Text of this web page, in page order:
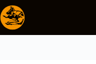
naar
de
inhoud